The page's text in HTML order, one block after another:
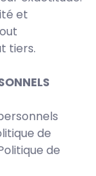
et
tiers.
de
de